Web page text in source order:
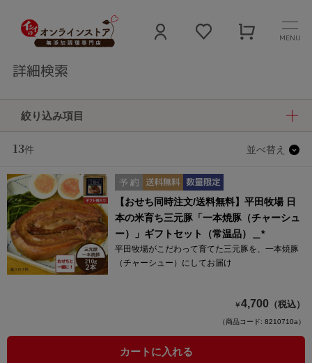
MENU
詳細検索
絞り込み項目
並べ替え
13件
【おせち同時注文/送料無料】平田牧場 日
本の米育ち三元豚「一本焼豚（チャーシュ
ー）」ギフトセット（常温品）＿*
平田牧場がこだわって育てた三元豚を、一本焼豚
（チャーシュー）にしてお届け
￥4,700 （税込）
（商品コード: 8210710a）
カートに入れる